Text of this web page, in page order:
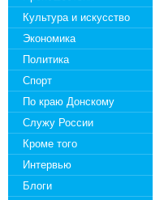
Культура и искусство
Экономика
Политика
Спорт
По краю Донскому
Служу России
Кроме того
Интервью
Блоги